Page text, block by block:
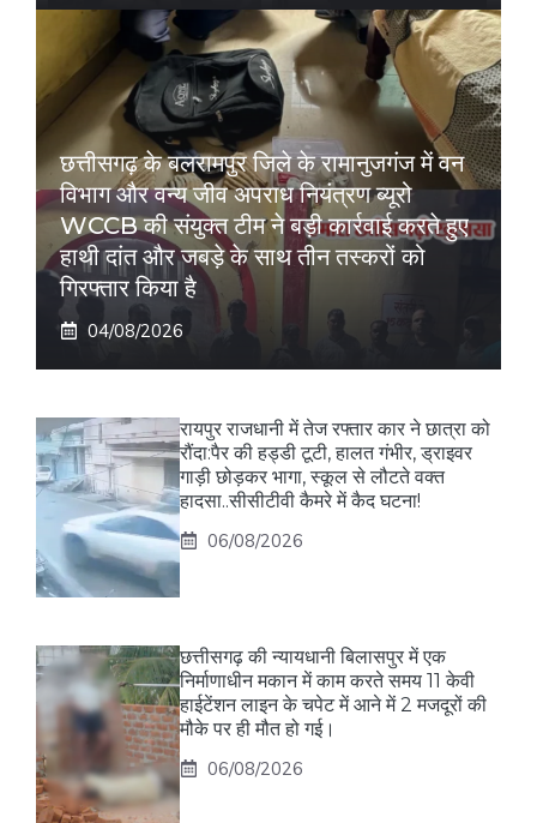
छत्तीसगढ़ के बलरामपुर जिले के रामानुजगंज में वन
विभाग और वन्य जीव अपराध नियंत्रण ब्यूरो
WCCB की संयुक्त टीम ने बड़ी कार्रवाई करते हुए
हाथी दांत और जबड़े के साथ तीन तस्करों को
गिरफ्तार किया है
04/08/2026
रायपुर राजधानी में तेज रफ्तार कार ने छात्रा को
रौंदा:पैर की हड्डी टूटी, हालत गंभीर, ड्राइवर
गाड़ी छोड़कर भागा, स्कूल से लौटते वक्त
हादसा..सीसीटीवी कैमरे में कैद घटना!
06/08/2026
छत्तीसगढ़ की न्यायधानी बिलासपुर में एक
निर्माणाधीन मकान में काम करते समय 11 केवी
हाईटेंशन लाइन के चपेट में आने में 2 मजदूरों की
मौके पर ही मौत हो गई।
06/08/2026